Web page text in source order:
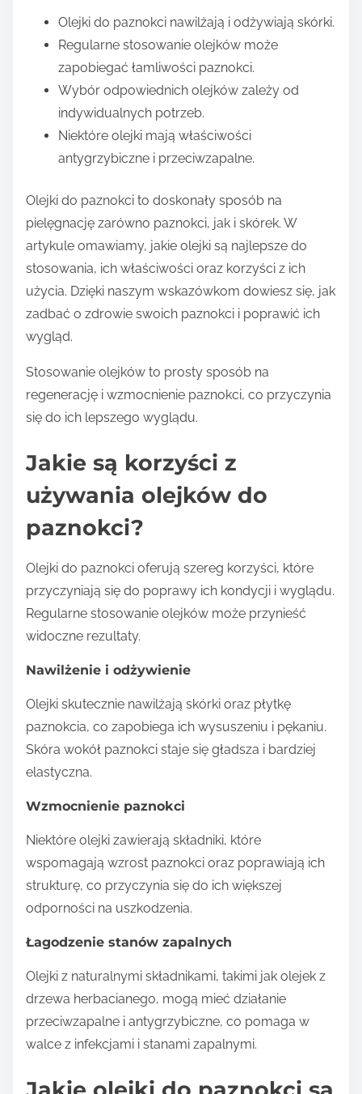
Olejki do paznokci nawilżają i odżywiają skórki.
Regularne stosowanie olejków może
zapobiegać łamliwości paznokci.
Wybór odpowiednich olejków zależy od
indywidualnych potrzeb.
Niektóre olejki mają właściwości
antygrzybiczne i przeciwzapalne.
Olejki do paznokci to doskonały sposób na
pielęgnację zarówno paznokci, jak i skórek. W
artykule omawiamy, jakie olejki są najlepsze do
stosowania, ich właściwości oraz korzyści z ich
użycia. Dzięki naszym wskazówkom dowiesz się, jak
zadbać o zdrowie swoich paznokci i poprawić ich
wygląd.
Stosowanie olejków to prosty sposób na
regenerację i wzmocnienie paznokci, co przyczynia
się do ich lepszego wyglądu.
Jakie są korzyści z
używania olejków do
paznokci?
Olejki do paznokci oferują szereg korzyści, które
przyczyniają się do poprawy ich kondycji i wyglądu.
Regularne stosowanie olejków może przynieść
widoczne rezultaty.
Nawilżenie i odżywienie
Olejki skutecznie nawilżają skórki oraz płytkę
paznokcia, co zapobiega ich wysuszeniu i pękaniu.
Skóra wokół paznokci staje się gładsza i bardziej
elastyczna.
Wzmocnienie paznokci
Niektóre olejki zawierają składniki, które
wspomagają wzrost paznokci oraz poprawiają ich
strukturę, co przyczynia się do ich większej
odporności na uszkodzenia.
Łagodzenie stanów zapalnych
Olejki z naturalnymi składnikami, takimi jak olejek z
drzewa herbacianego, mogą mieć działanie
przeciwzapalne i antygrzybiczne, co pomaga w
walce z infekcjami i stanami zapalnymi.